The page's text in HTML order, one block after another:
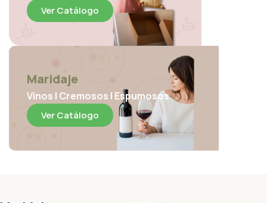
Ver Catálogo
Maridaje
Vinos | Cremosos | Espumosos
Ver Catálogo